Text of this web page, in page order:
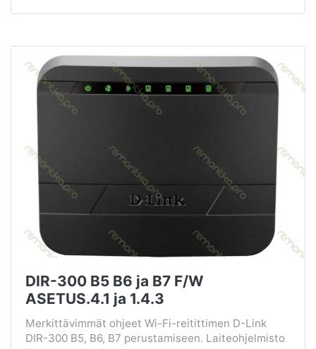
DIR-300 B5 B6 ja B7 F/W
ASETUS.4.1 ja 1.4.3
Merkittävimmät ohjeet Wi-Fi-reitittimen D-Link
DIR-300 B5, B6, B7 perustamiseen. Laiteohjelmisto